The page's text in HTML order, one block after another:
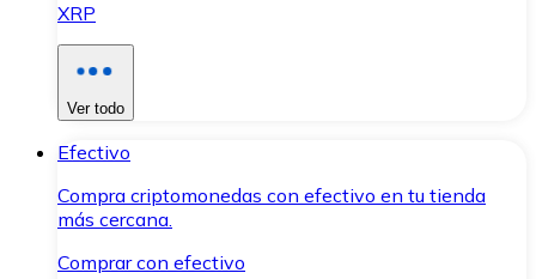
XRP
Ver todo
Efectivo
Compra criptomonedas con efectivo en tu tienda
más cercana.
Comprar con efectivo